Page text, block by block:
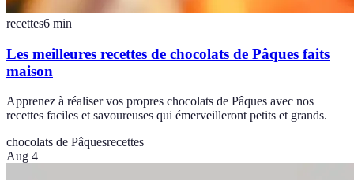
recettes6 min
Les meilleures recettes de chocolats de Pâques faits
maison
Apprenez à réaliser vos propres chocolats de Pâques avec nos
recettes faciles et savoureuses qui émerveilleront petits et grands.
chocolats de Pâquesrecettes
Aug 4